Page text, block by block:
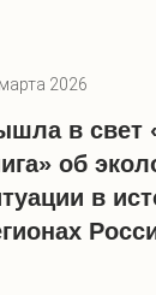
2026
в свет
об
в